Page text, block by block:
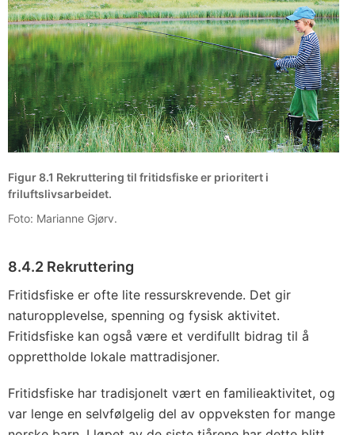
Figur 8.1 Rekruttering til fritidsfiske er prioritert i
friluftslivsarbeidet.
Foto: Marianne Gjørv.
8.4.2 Rekruttering
Fritidsfiske er ofte lite ressurskrevende. Det gir
naturopplevelse, spenning og fysisk aktivitet.
Fritidsfiske kan også være et verdifullt bidrag til å
opprettholde lokale mattradisjoner.
Fritidsfiske har tradisjonelt vært en familieaktivitet, og
var lenge en selvfølgelig del av oppveksten for mange